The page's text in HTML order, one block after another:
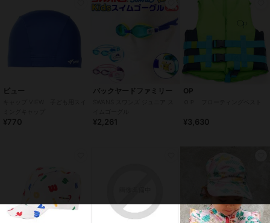
ビュー
¥770
バックヤードファミリー
¥2,261
OP
¥3,630